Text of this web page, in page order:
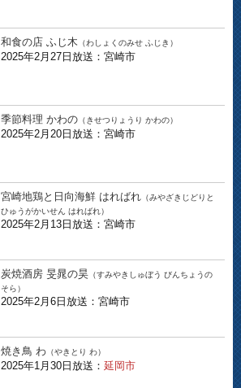
和食の店 ふじ木 （わしょくのみせ ふじき）
2025年2月27日放送：宮崎市
季節料理 かわの （きせつりょうり かわの）
2025年2月20日放送：宮崎市
宮崎地鶏と日向海鮮 はればれ （みやざきじどりと
ひゅうがかいせん はればれ）
2025年2月13日放送：宮崎市
炭焼酒房 旻晁の昊 （すみやきしゅぼう びんちょうの
そら）
2025年2月6日放送：宮崎市
焼き鳥 わ （やきとり わ）
2025年1月30日放送： 延岡市